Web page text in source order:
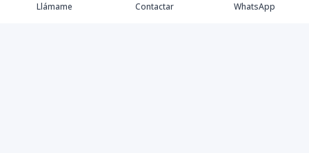
Llámame Contactar WhatsApp